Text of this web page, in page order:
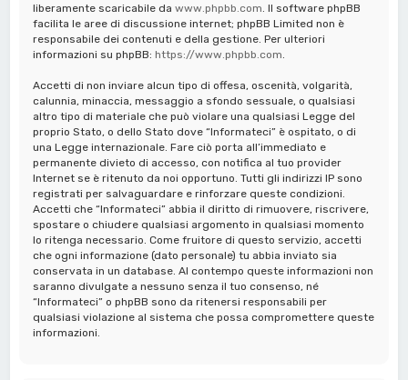
liberamente scaricabile dawww.phpbb.com . Il software phpBB
facilita le aree di discussione internet; phpBB Limited non è
responsabile dei contenuti e della gestione. Per ulteriori
informazioni su phpBB: https://www.phpbb.com
Accetti di non inviare alcun tipo di offesa, oscenità, volgarità,
calunnia, minaccia, messaggio a sfondo sessuale, o qualsiasi
altro tipo di materiale che può violare una qualsiasi Legge del
proprio Stato, o dello Stato dove “Informateci” è ospitato, o di
una Legge internazionale. Fare ciò porta all’immediato e
permanente divieto di accesso, con notifica al tuo provider
Internet se è ritenuto da noi opportuno. Tutti gli indirizzi IP sono
registrati per salvaguardare e rinforzare queste condizioni.
Accetti che “Informateci” abbia il diritto di rimuovere, riscrivere,
spostare o chiudere qualsiasi argomento in qualsiasi momento
lo ritenga necessario. Come fruitore di questo servizio, accetti
che ogni informazione (dato personale) tu abbia inviato sia
conservata in un database. Al contempo queste informazioni non
saranno divulgate a nessuno senza il tuo consenso, né
“Informateci” o phpBB sono da ritenersi responsabili per
qualsiasi violazione al sistema che possa compromettere queste
informazioni.